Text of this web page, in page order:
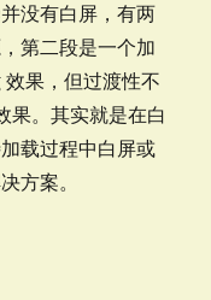
没有白屏，有两
第二段是一个加
果，但过渡性不
。其实就是在白
载过程中白屏或
方案。